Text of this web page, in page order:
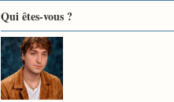
Qui êtes-vous ?